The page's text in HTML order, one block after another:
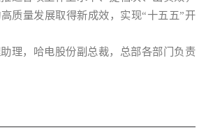
质量发展取得新成效，实现“十五五”开
理，哈电股份副总裁，总部各部门负责